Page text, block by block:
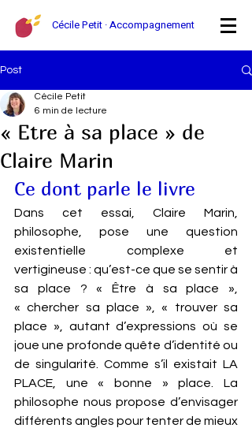
Cécile Petit · Accompagnement
Post
« Etre à sa place » de
Claire Marin
Cécile Petit
6 min de lecture
Ce dont parle le livre
Dans cet essai, Claire Marin,
philosophe, pose une question
existentielle complexe et
vertigineuse : qu’est-ce que se sentir à
sa place ? « Être à sa place »,
« chercher sa place », « trouver sa
place », autant d’expressions où se
joue une profonde quête d’identité ou
de singularité. Comme s’il existait LA
PLACE, une « bonne » place. La
philosophe nous propose d’envisager
différents angles pour tenter de mieux